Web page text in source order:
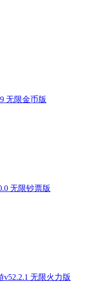
无限金币版
无限钞票版
无限火力版